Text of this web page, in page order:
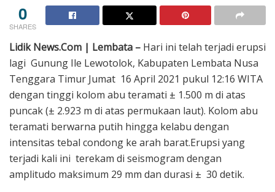
0
SHARES
Lidik News.Com | Lembata – Hari ini telah terjadi erupsi
lagi Gunung Ile Lewotolok, Kabupaten Lembata Nusa
Tenggara Timur Jumat 16 April 2021 pukul 12:16 WITA
dengan tinggi kolom abu teramati ± 1.500 m di atas
puncak (± 2.923 m di atas permukaan laut). Kolom abu
teramati berwarna putih hingga kelabu dengan
intensitas tebal condong ke arah barat.Erupsi yang
terjadi kali ini terekam di seismogram dengan
amplitudo maksimum 29 mm dan durasi ± 30 detik.